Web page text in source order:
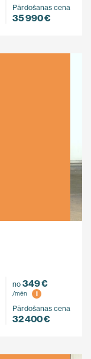
Pārdošanas cena
35 990 €
no 349 €
/mēn
i
Pārdošanas cena
32 400 €